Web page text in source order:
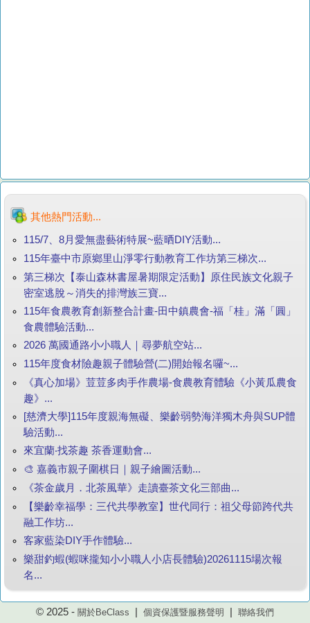
其他熱門活動...
115/7、8月愛無盡藝術特展~藍晒DIY活動...
115年臺中市原鄉里山淨零行動教育工作坊第三梯次...
第三梯次【泰山森林書屋暑期限定活動】原住民族文化親子
密室逃脫～消失的排灣族三寶...
115年食農教育創新整合計畫-田中鎮農會-福「桂」滿「圓」
食農體驗活動...
2026 萬國通路小小職人｜尋夢航空站...
115年度食材險趣親子體驗營(二)開始報名囉~...
《真心加場》荳荳多肉手作農場-食農教育體驗《小黃瓜農食
趣》...
[慈濟大學]115年度親海無礙、樂齡弱勢海洋獨木舟與SUP體
驗活動...
來宜蘭‧找茶趣 茶香運動會...
🎨 嘉義市親子圍棋日｜親子繪圖活動...
《茶金歲月．北茶風華》走讀臺茶文化三部曲...
【樂齡幸福學：三代共學教室】世代同行：祖父母節跨代共
融工作坊...
客家藍染DIY手作體驗...
樂甜釣蝦(蝦咪攏知小小職人小店長體驗)20261115場次報
名...
© 2025 - 關於BeClass 個資保護暨服務聲明 聯絡我們